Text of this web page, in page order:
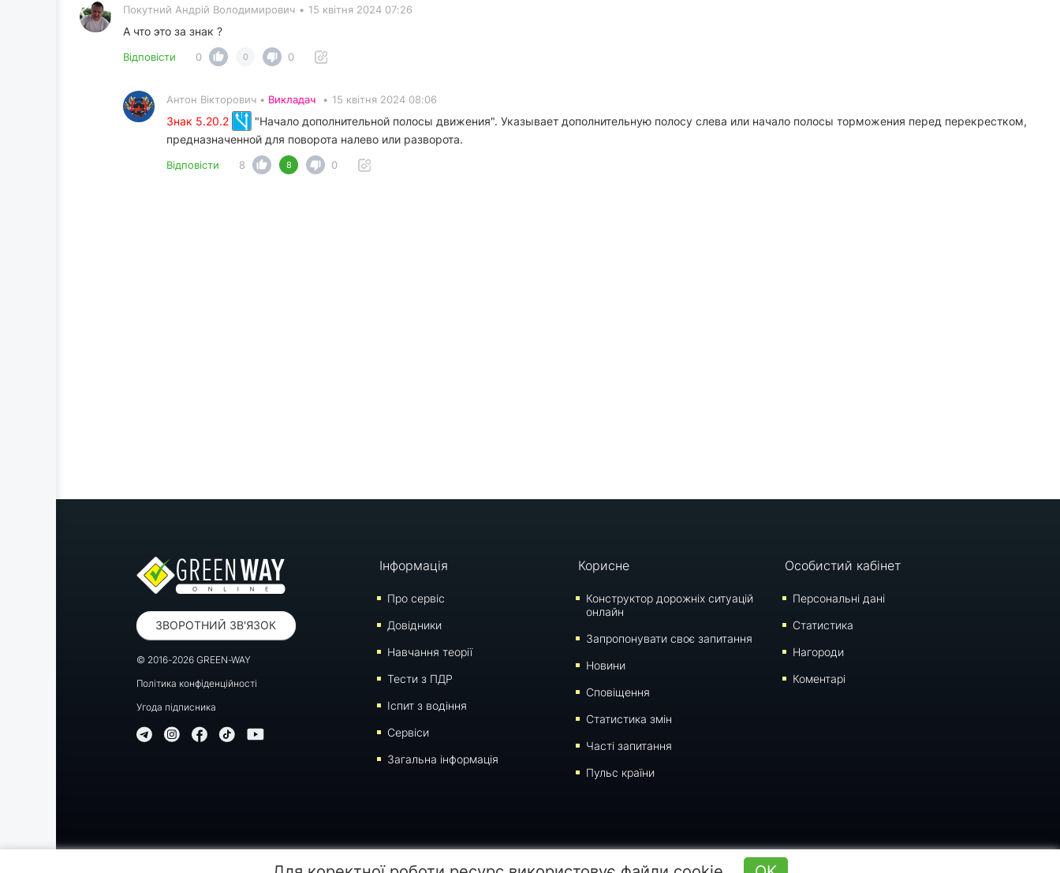
Покутний Андрiй Володимирович • 15 квітня 2024 07:26
А что это за знак ?
Відповісти 0 0 0
Антон Вікторович • Викладач • 15 квітня 2024 08:06
Знак 5.20.2
"Начало дополнительной полосы движения". Указывает дополнительную полосу слева или начало полосы торможения перед перекрестком,
предназначенной для поворота налево или разворота.
Відповісти 8 8 0
ЗВОРОТНИЙ ЗВ'ЯЗОК
© 2016-2026 GREEN-WAY
Політика конфіденційності
Угода підписника
Інформація
Про сервіс
Довідники
Навчання теорії
Тести з ПДР
Iспит з водіння
Сервіси
Загальна інформація
Корисне
Конструктор дорожніх ситуацій
онлайн
Запропонувати своє запитання
Новини
Сповіщення
Статистика змін
Часті запитання
Пульс країни
Особистий кабінет
Персональні дані
Статистика
Нагороди
Коментарі
Копіювання, передрук або використання матеріалів цієї сторінки для відтворення, переносу на інші носії інформації заборонено. Час останнього оновлення: 10:17 (06.08.2026)